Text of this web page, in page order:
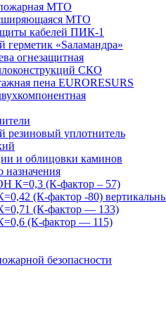
МТО
МТО
кабелей ПИК-1
«Sаламандра»
огнезащитная
СКО
пена EURORESURS
резиновый уплотнитель
и облицовки каминов
назначения
К=0,3 (К-фактор – 57)
(К-фактор -80)
(К-фактор — 133)
(К-фактор — 115)
безопасности